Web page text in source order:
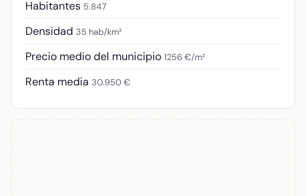
Habitantes 5.847
Densidad 35 hab/km²
Precio medio del municipio 1256 €/m²
Renta media 30.950 €